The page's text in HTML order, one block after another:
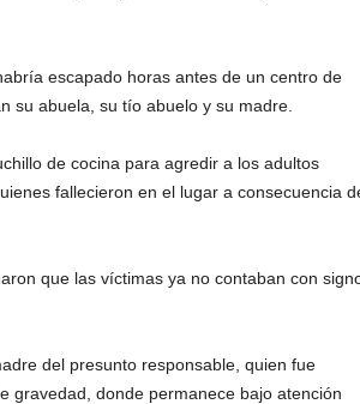
escapado horas antes de un centro de
su abuela, su tío abuelo y su madre.
de cocina para agredir a los adultos
fallecieron en el lugar a consecuencia
que las víctimas ya no contaban con
del presunto responsable, quien fue
gravedad, donde permanece bajo atención